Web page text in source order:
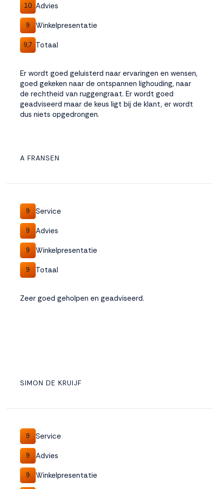
10 Advies
9 Winkelpresentatie
9,7 Totaal
Er wordt goed geluisterd naar ervaringen en wensen,
goed gekeken naar de ontspannen lighouding, naar
de rechtheid van ruggengraat. Er wordt goed
geadviseerd maar de keus ligt bij de klant, er wordt
dus niets opgedrongen.
A FRANSEN
9 Service
9 Advies
9 Winkelpresentatie
9 Totaal
Zeer goed geholpen en geadviseerd.
SIMON DE KRUIJF
9 Service
9 Advies
9 Winkelpresentatie